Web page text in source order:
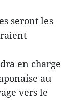
seront les
en charge
au
vers le